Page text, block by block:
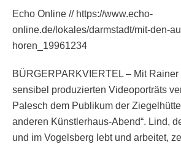
Echo Online // https://www.echo-
online.de/lokales/darmstadt/mit-den-
horen_19961234
BÜRGERPARKVIERTEL – Mit
sensibel produzierten Videoporträts
Palesch dem Publikum der
anderen Künstlerhaus-Abend“. Lind,
und im Vogelsberg lebt und arbeitet,